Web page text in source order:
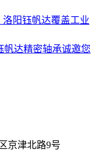
阳钰帆达覆盖工业
帆达精密轴承诚邀您
京津北路9号